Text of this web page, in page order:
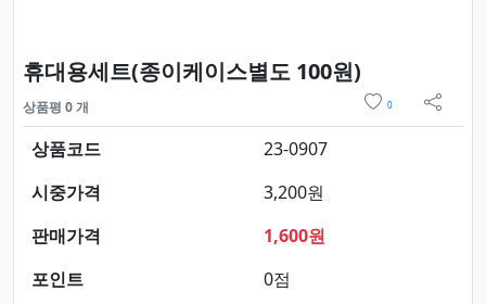
휴대용세트(종이케이스별도 100원)
상품평 0 개 0
sns 공
상품코드
23-0907
시중가격
3,200원
판매가격
1,600원
포인트
0점